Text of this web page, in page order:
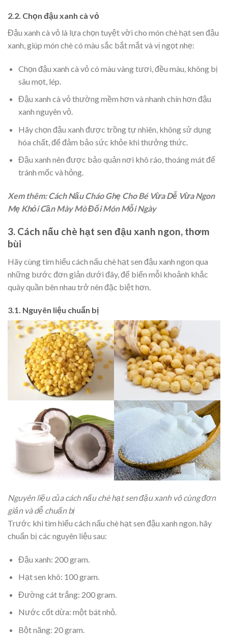
2.2. Chọn đậu xanh cà vỏ
Đậu xanh cà vỏ là lựa chọn tuyệt vời cho món chè hạt sen đậu
xanh, giúp món chè có màu sắc bắt mắt và vị ngọt nhẹ:
Chọn đậu xanh cà vỏ có màu vàng tươi, đều màu, không bị
sâu mọt, lép.
Đậu xanh cà vỏ thường mềm hơn và nhanh chín hơn đậu
xanh nguyên vỏ.
Hãy chọn đậu xanh được trồng tự nhiên, không sử dụng
hóa chất, để đảm bảo sức khỏe khi thưởng thức.
Đậu xanh nên được bảo quản nơi khô ráo, thoáng mát để
tránh mốc và hỏng.
Xem thêm: Cách Nấu Cháo Ghẹ Cho Bé Vừa Dễ Vừa Ngon
Mẹ Khỏi Cần Mày Mò Đổi Món Mỗi Ngày
3. Cách nấu chè hạt sen đậu xanh ngon, thơm
bùi
Hãy cùng tìm hiểu cách nấu chè hạt sen đậu xanh ngon qua
những bước đơn giản dưới đây, để biến mỗi khoảnh khắc
quây quần bên nhau trở nên đặc biệt hơn.
3.1. Nguyên liệu chuẩn bị
Nguyên liệu của cách nấu chè hạt sen đậu xanh vô cùng đơn
giản và dễ chuẩn bị
Trước khi tìm hiểu cách nấu chè hạt sen đậu xanh ngon. hãy
chuẩn bị các nguyên liệu sau:
Đậu xanh: 200 gram.
Hạt sen khô: 100 gram.
Đường cát trắng: 200 gram.
Nước cốt dừa: một bát nhỏ.
Bột năng: 20 gram.